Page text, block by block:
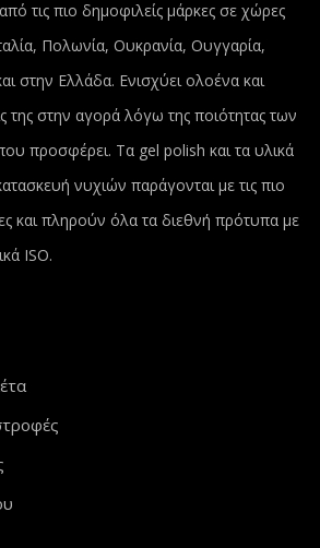
τις πιο δημοφιλείς μάρκες σε χώρες
Πολωνία, Ουκρανία, Ουγγαρία,
στην Ελλάδα. Ενισχύει ολοένα και
της στην αγορά λόγω της ποιότητας των
προσφέρει. Τα gel polish και τα υλικά
νυχιών παράγονται με τις πιο
και πληρούν όλα τα διεθνή πρότυπα με
ISO.